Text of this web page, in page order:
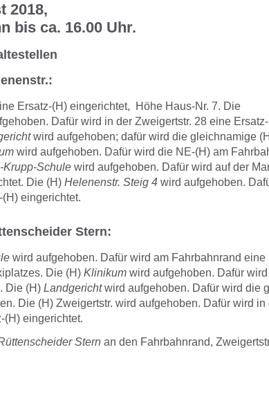
2018,
bis ca. 16.00 Uhr.
Ersatz-(H) eingerichtet, Höhe Haus-Nr. 7. Die
Dafür wird in der Zweigertstr. 28 eine
wird aufgehoben; dafür wird die gleichnamige
wird aufgehoben. Dafür wird die NE-(H) am
Krupp-Schule wird aufgehoben. Dafür wird auf der
Die (H) Helenenstr. Steig 4 wird aufgehoben.
eingerichtet.
Stern:
wird aufgehoben. Dafür wird am Fahrbahnrand eine
Die (H) Klinikum wird aufgehoben. Dafür
Die (H) Landgerichtwird aufgehoben. Dafür wird die
Die (H) Zweigertstr. wird aufgehoben. Dafür wird in
(H) eingerichtet.
Stern an den Fahrbahnrand,